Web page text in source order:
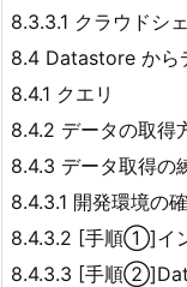
8.3.3.1 クラウドシ
8.4 Datastore から
8.4.1 クエリ
8.4.2 データの取得
8.4.3 データ取得の
8.4.3.1 開発環境の
8.4.3.2 [手順①]イ
8.4.3.3 [手順